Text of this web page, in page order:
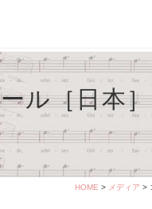
ル［日本
HOME > メディア >